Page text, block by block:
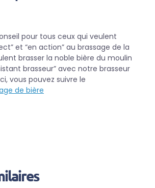
pour tous ceux qui veulent
et “en action” au brassage de la
brasser la noble bière du moulin
brasseur” avec notre brasseur
vous pouvez suivre le
de bière